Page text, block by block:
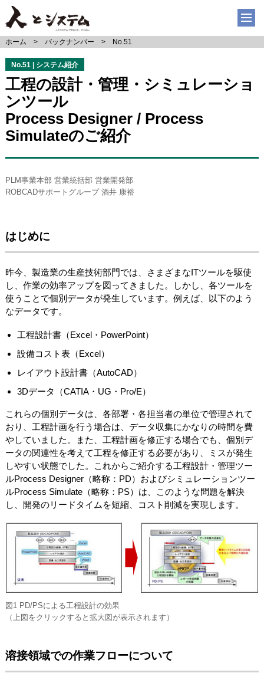
ホーム バックナンバー No.51
No.51 | システム紹介
工程の設計・管理・シミュレーショ
ンツール
Process Designer / Process
Simulateのご紹介
PLM事業本部 営業統括部 営業開発部
ROBCADサポートグループ 酒井 康裕
はじめに
昨今、製造業の生産技術部門では、さまざまなITツールを駆使
し、作業の効率アップを図ってきました。しかし、各ツールを
使うことで個別データが発生しています。例えば、以下のよう
なデータです。
工程設計書（Excel・PowerPoint）
設備コスト表（Excel）
レイアウト設計書（AutoCAD）
3Dデータ（CATIA・UG・Pro/E）
これらの個別データは、各部署・各担当者の単位で管理されて
おり、工程計画を行う場合は、データ収集にかなりの時間を費
やしていました。また、工程計画を修正する場合でも、個別デ
ータの関連性を考えて工程を修正する必要があり、ミスが発生
しやすい状態でした。これからご紹介する工程設計・管理ツー
ルProcess Designer（略称：PD）およびシミュレーションツー
ルProcess Simulate（略称：PS）は、このような問題を解決
し、開発のリードタイムを短縮、コスト削減を実現します。
図1 PD/PSによる工程設計の効果
（上図をクリックすると拡大図が表示されます）
溶接領域での作業フローについて